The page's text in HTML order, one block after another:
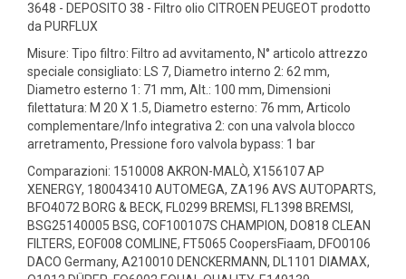
3648 - DEPOSITO 38 - Filtro olio CITROEN PEUGEOT prodotto
da PURFLUX
Misure: Tipo filtro: Filtro ad avvitamento, N° articolo attrezzo
speciale consigliato: LS 7, Diametro interno 2: 62 mm,
Diametro esterno 1: 71 mm, Alt.: 100 mm, Dimensioni
filettatura: M 20 X 1.5, Diametro esterno: 76 mm, Articolo
complementare/Info integrativa 2: con una valvola blocco
arretramento, Pressione foro valvola bypass: 1 bar
Comparazioni: 1510008 AKRON-MALÒ, X156107 AP
XENERGY, 180043410 AUTOMEGA, ZA196 AVS AUTOPARTS,
BFO4072 BORG & BECK, FL0299 BREMSI, FL1398 BREMSI,
BSG25140005 BSG, COF100107S CHAMPION, DO818 CLEAN
FILTERS, EOF008 COMLINE, FT5065 CoopersFiaam, DFO0106
DACO Germany, A210010 DENCKERMANN, DL1101 DIAMAX,